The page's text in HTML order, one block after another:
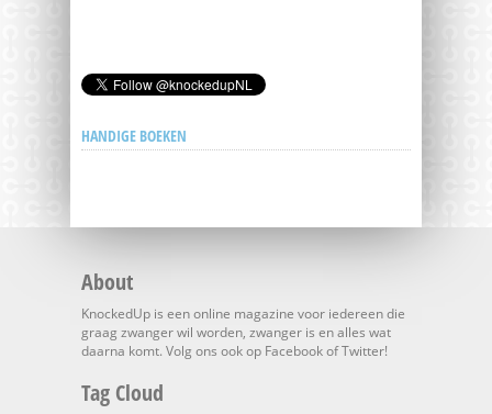
HANDIGE BOEKEN
About
KnockedUp is een online magazine voor iedereen die
graag zwanger wil worden, zwanger is en alles wat
daarna komt. Volg ons ook op Facebook of Twitter!
Tag Cloud